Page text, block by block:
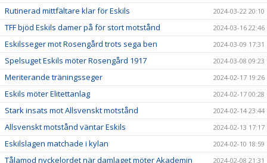
Rutinerad mittfältare klar för Eskils 2024-03-22 20:10
TFF bjöd Eskils damer på för stort motstånd 2024-03-16 22:46
Eskilsseger mot Rosengård trots sega ben 2024-03-09 17:31
Spelsuget Eskils möter Rosengård 1917 2024-03-08 09:23
Meriterande träningsseger 2024-02-17 19:26
Eskils möter Elitettanlag 2024-02-17 00:28
Stark insats mot Allsvenskt motstånd 2024-02-14 23:44
Allsvenskt motstånd väntar Eskils 2024-02-13 17:17
Eskilslagen matchade i kylan 2024-02-10 18:59
Tålamod nyckelordet när damlaget möter Akademin 2024-02-08 21:31